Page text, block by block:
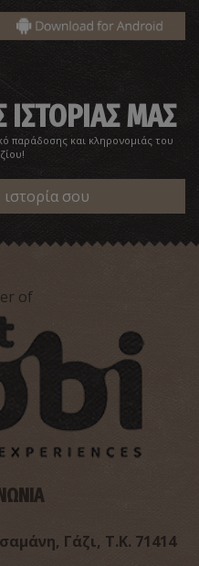
~4.6Km
ΜΑΣ
παράδοσης και κληρονομιάς του
ιστορία σου
of
Γάζι, Τ.Κ. 71414